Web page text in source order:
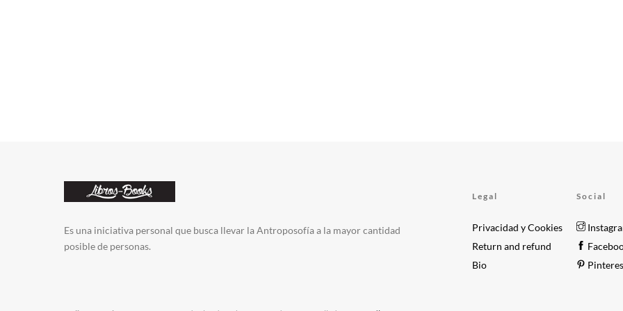
Es una iniciativa personal que busca llevar la Antroposofía a la mayor cantidad
posible de personas.
Legal
Privacidad y Cookies
Return and refund
Bio
Social